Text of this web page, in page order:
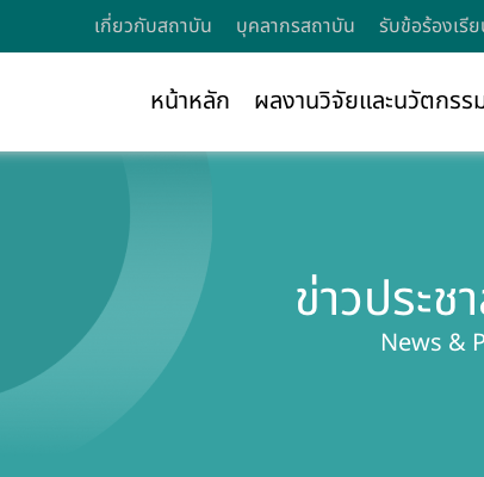
เกี่ยวกับสถาบัน บุคลากรสถาบัน รับข้อร้องเรี
หน้าหลัก ผลงานวิจัยและนวัตกรร
ข่าวประ
News &